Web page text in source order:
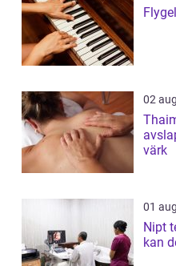
02
värk
01
Nipt test vad
kan